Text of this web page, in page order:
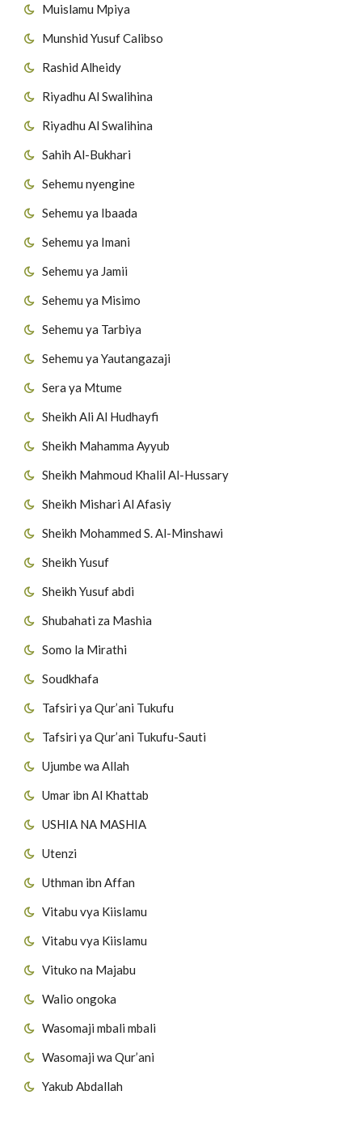
Muislamu Mpiya
Munshid Yusuf Calibso
Rashid Alheidy
Riyadhu Al Swalihina
Riyadhu Al Swalihina
Sahih Al-Bukhari
Sehemu nyengine
Sehemu ya Ibaada
Sehemu ya Imani
Sehemu ya Jamii
Sehemu ya Misimo
Sehemu ya Tarbiya
Sehemu ya Yautangazaji
Sera ya Mtume
Sheikh Ali Al Hudhayfi
Sheikh Mahamma Ayyub
Sheikh Mahmoud Khalil Al-Hussary
Sheikh Mishari Al Afasiy
Sheikh Mohammed S. Al-Minshawi
Sheikh Yusuf
Sheikh Yusuf abdi
Shubahati za Mashia
Somo la Mirathi
Soudkhafa
Tafsiri ya Qur’ani Tukufu
Tafsiri ya Qur’ani Tukufu-Sauti
Ujumbe wa Allah
Umar ibn Al Khattab
USHIA NA MASHIA
Utenzi
Uthman ibn Affan
Vitabu vya Kiislamu
Vitabu vya Kiislamu
Vituko na Majabu
Walio ongoka
Wasomaji mbali mbali
Wasomaji wa Qur’ani
Yakub Abdallah